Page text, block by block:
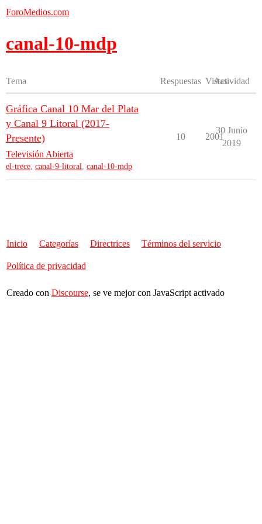
ForoMedios.com
canal-10-mdp
Tema Respuestas Vistas
Actividad
Gráfica Canal 10 Mar del Plata
y Canal 9 Litoral (2017-
Presente)
Televisión Abierta
el-trece, canal-9-litoral, canal-10-mdp
10 2001
30 Junio
2019
Inicio Categorías Directrices Términos del servicio
Política de privacidad
Creado con Discourse, se ve mejor con JavaScript activado